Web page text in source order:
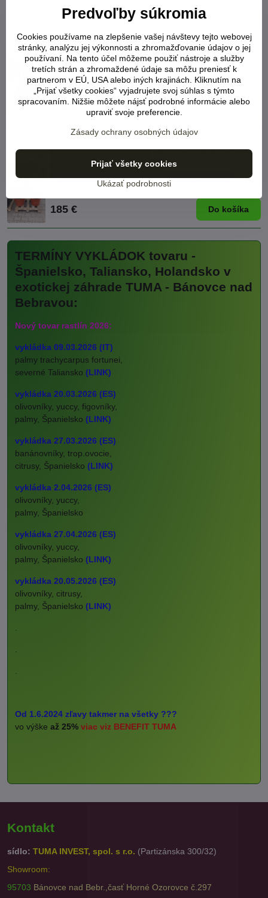
7 €
Agave Sharkskin miska 40cm
NEU 2021 ! NA SKLADE
MRAZUVZDORNÁ -6°C
! BENEFIT zľava do -25% ÁNO
Na túto rastlinu poskytneme zľavu -20% na pol.kryt
Viď status produktu
138 €
Agave Chrysantha 100 cm
! BENEFIT zľava do -25% ÁNO
Na túto rastlinu poskytneme zľavu -20% na pol.kryt
Viď status produktu
185 € Do košíka
TERMÍNY VYKLÁDOK tovaru -
Španielsko, Taliansko, Holandsko v
exotickej záhrade TUMA - Bánovce nad
Bebravou:
Nový tovar rastlín 2026:
vykládka 09.03.2026 (IT)
palmy trachycarpus fortunei,
severné Taliansko (LINK)
vykládka 20.03.2026 (ES)
olivovníky, yuccy, figovníky,
palmy, Španielsko (LINK)
vykládka 27.03.2026 (ES)
banánovníky, trop.ovocie,
citrusy, Španielsko (LINK)
vykládka 2.04.2026 (ES)
olivovníky, yuccy,
palmy, Španielsko
vykládka 27.04.2026 (ES)
olivovníky, yuccy,
palmy, Španielsko (LINK)
vykládka 20.05.2026 (ES)
olivovníky, citrusy,
palmy, Španielsko (LINK)
.
.
.
Od 1.6.2024 zľavy takmer na všetky ???
vo výške až 25% viac viz BENEFIT TUMA
Kontakt
sídlo: TUMA INVEST, spol. s r.o. (Partizánska 300/32)
Showroom:
95703 Bánovce nad Bebr.,časť Horné Ozorovce č.297
Predvoľby súkromia
Cookies používame na zlepšenie vašej návštevy tejto webovej
stránky, analýzu jej výkonnosti a zhromažďovanie údajov o jej
používaní. Na tento účel môžeme použiť nástroje a služby
tretích strán a zhromaždené údaje sa môžu preniesť k
partnerom v EÚ, USA alebo iných krajinách. Kliknutím na
„Prijať všetky cookies“ vyjadrujete svoj súhlas s týmto
spracovaním. Nižšie môžete nájsť podrobné informácie alebo
upraviť svoje preferencie.
Zásady ochrany osobných údajov
Ukázať podrobnosti
Prijať všetky cookies